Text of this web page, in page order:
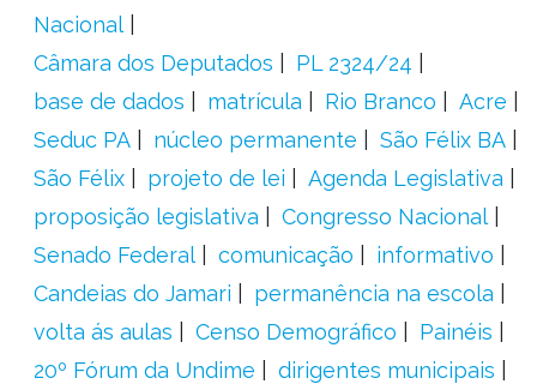
Nacional
Câmara dos Deputados
PL 2324/24
base de dados
matrícula Rio Branco
Acre
Seduc PA
núcleo permanente
São Félix BA
São Félix
projeto de lei
Agenda Legislativa
proposição legislativa
Congresso Nacional
Senado Federal
comunicação
informativo
Candeias do Jamari
permanência na escola
volta ás aulas
Censo Demográfico
Painéis
20º Fórum da Undime
dirigentes municipais